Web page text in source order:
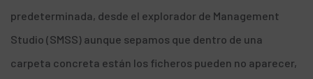
predeterminada, desde el explorador de Management
Studio (SMSS) aunque sepamos que dentro de una
carpeta concreta están los ficheros pueden no aparecer,